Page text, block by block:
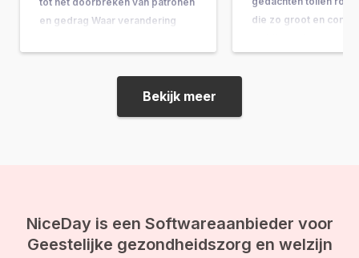
en gedrag Waar verandering
concrete do’s & don’ts, tips &
tricks en noem maar op, wordt
de belangrijkste onderliggende
drijfveer nog weleens vergeten:
die zo groot en
lijken. Vragen als:
Bekijk meer
NiceDay is een Softwareaanbieder voor
Geestelijke gezondheidszorg en welzijn